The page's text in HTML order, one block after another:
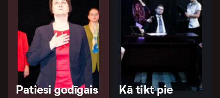
Patiesi godīgais
Kā tikt pie